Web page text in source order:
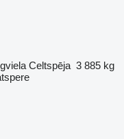
Celtspēja 3 885 kg